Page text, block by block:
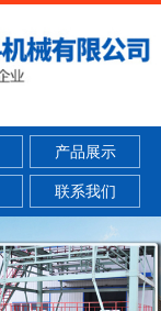
产品展示
联系我们